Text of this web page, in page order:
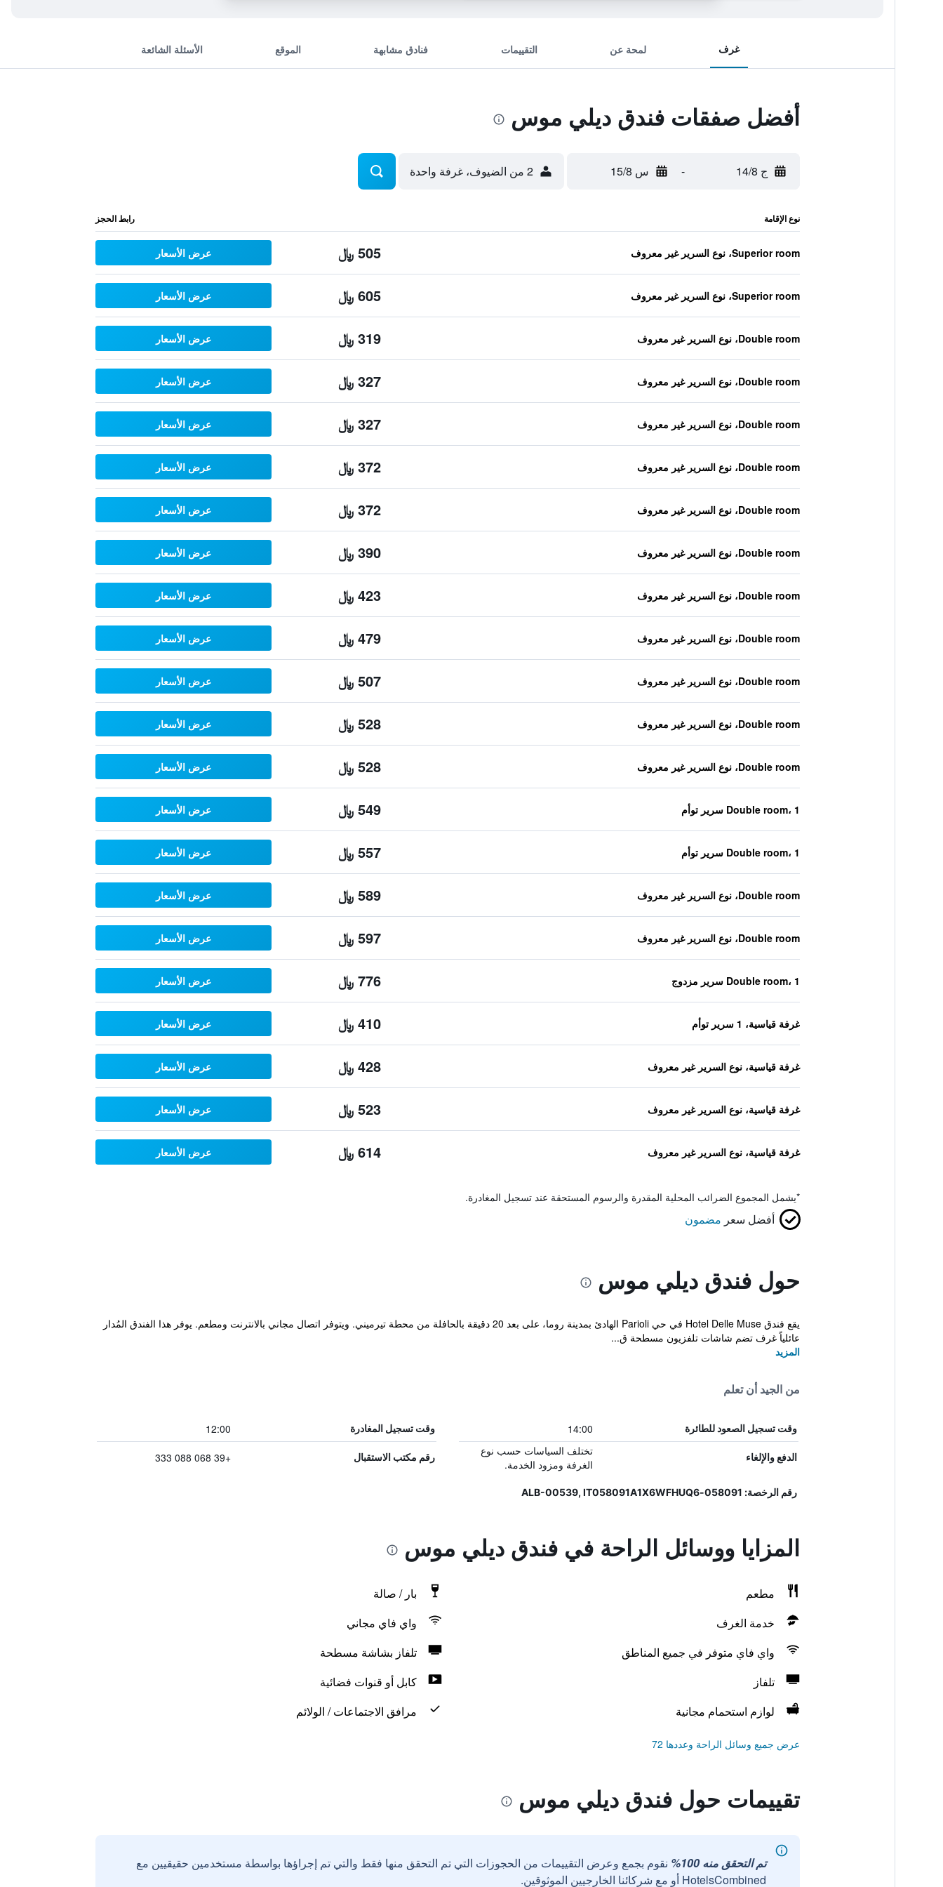
غرف لمحة عن التقييمات فنادق مشابهة الموقع الأسئلة الشائعة
أفضل صفقات فندق ديلي موس
ج 14/8 - س 15/8 2 من الضيوف، غرفة واحدة
نوع الإقامة رابط الحجز
Superior room، نوع السرير غير معروف 505 ﷼ عرض الأسعار
Superior room، نوع السرير غير معروف 605 ﷼ عرض الأسعار
Double room، نوع السرير غير معروف 319 ﷼ عرض الأسعار
Double room، نوع السرير غير معروف 327 ﷼ عرض الأسعار
Double room، نوع السرير غير معروف 327 ﷼ عرض الأسعار
Double room، نوع السرير غير معروف 372 ﷼ عرض الأسعار
Double room، نوع السرير غير معروف 372 ﷼ عرض الأسعار
Double room، نوع السرير غير معروف 390 ﷼ عرض الأسعار
Double room، نوع السرير غير معروف 423 ﷼ عرض الأسعار
Double room، نوع السرير غير معروف 479 ﷼ عرض الأسعار
Double room، نوع السرير غير معروف 507 ﷼ عرض الأسعار
Double room، نوع السرير غير معروف 528 ﷼ عرض الأسعار
Double room، نوع السرير غير معروف 528 ﷼ عرض الأسعار
Double room، 1 سرير توأم 549 ﷼ عرض الأسعار
Double room، 1 سرير توأم 557 ﷼ عرض الأسعار
Double room، نوع السرير غير معروف 589 ﷼ عرض الأسعار
Double room، نوع السرير غير معروف 597 ﷼ عرض الأسعار
Double room، 1 سرير مزدوج 776 ﷼ عرض الأسعار
غرفة قياسية، 1 سرير توأم 410 ﷼ عرض الأسعار
غرفة قياسية، نوع السرير غير معروف 428 ﷼ عرض الأسعار
غرفة قياسية، نوع السرير غير معروف 523 ﷼ عرض الأسعار
غرفة قياسية، نوع السرير غير معروف 614 ﷼ عرض الأسعار
*يشمل المجموع الضرائب المحلية المقدرة والرسوم المستحقة عند تسجيل المغادرة.
أفضل سعر مضمون
حول فندق ديلي موس
يقع فندق Hotel Delle Muse في حي Parioli الهادئ بمدينة روما، على بعد 20 دقيقة بالحافلة من محطة تيرميني. ويتوفر اتصال مجاني بالانترنت ومطعم. يوفر هذا الفندق المُدار
عائلياً غرف تضم شاشات تلفزيون مسطحة ق...
المزيد
من الجيد أن تعلم
وقت تسجيل الصعود للطائرة 14:00 وقت تسجيل المغادرة 12:00
الدفع والإلغاء
تختلف السياسات حسب نوع
الغرفة ومزود الخدمة.
رقم مكتب الاستقبال +39 068 088 333
رقم الرخصة: 058091-ALB-00539, IT058091A1X6WFHUQ6
المزايا ووسائل الراحة في فندق ديلي موس
مطعم
بار / صالة
خدمة الغرف
واي فاي مجاني
واي فاي متوفر في جميع المناطق
تلفاز بشاشة مسطحة
تلفاز
كابل أو قنوات فضائية
لوازم استحمام مجانية
مرافق الاجتماعات / الولائم
عرض جميع وسائل الراحة وعددها 72
تقييمات حول فندق ديلي موس
تم التحقق منه 100%
نقوم بجمع وعرض التقييمات من الحجوزات التي تم التحقق منها فقط والتي تم إجراؤها بواسطة مستخدمين حقيقيين مع
HotelsCombined أو مع شركائنا الخارجيين الموثوقين.